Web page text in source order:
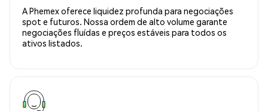
A Phemex oferece liquidez profunda para negociações
spot e futuros. Nossa ordem de alto volume garante
negociações fluídas e preços estáveis para todos os
ativos listados.